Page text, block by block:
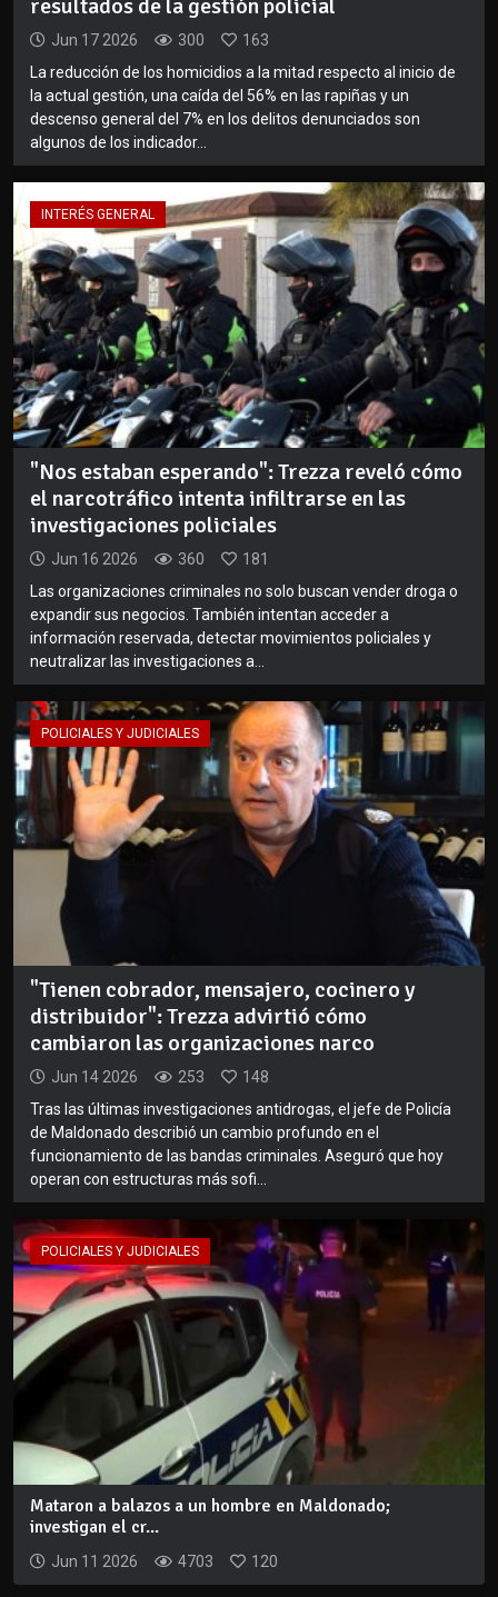
resultados de la gestión policial
Jun 17 2026 300
163
La reducción de los homicidios a la mitad respecto al inicio de
la actual gestión, una caída del 56% en las rapiñas y un
descenso general del 7% en los delitos denunciados son
algunos de los indicador...
INTERÉS GENERAL
"Nos estaban esperando": Trezza reveló cómo
el narcotráfico intenta infiltrarse en las
investigaciones policiales
Jun 16 2026 360
181
Las organizaciones criminales no solo buscan vender droga o
expandir sus negocios. También intentan acceder a
información reservada, detectar movimientos policiales y
neutralizar las investigaciones a...
POLICIALES Y JUDICIALES
"Tienen cobrador, mensajero, cocinero y
distribuidor": Trezza advirtió cómo
cambiaron las organizaciones narco
Jun 14 2026 253
148
Tras las últimas investigaciones antidrogas, el jefe de Policía
de Maldonado describió un cambio profundo en el
funcionamiento de las bandas criminales. Aseguró que hoy
operan con estructuras más sofi...
POLICIALES Y JUDICIALES
Mataron a balazos a un hombre en Maldonado;
investigan el cr...
Jun 11 2026 4703 120